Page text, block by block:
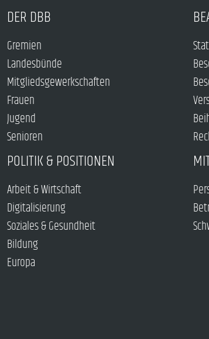
DER DBB
Gremien
Landesbünde
Mitgliedsgewerkschaften
Frauen
Jugend
Senioren
POLITIK & POSITIONEN
Arbeit & Wirtschaft
Digitalisierung
Soziales & Gesundheit
Bildung
Europa